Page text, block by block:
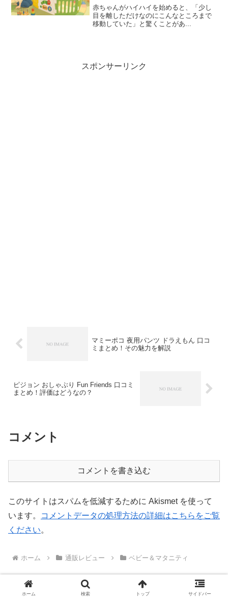
とは？
赤ちゃんがハイハイを始めると、「少し
目を離しただけなのにこんなところまで
移動していた」と驚くことがあ...
スポンサーリンク
マミーポコ 夜用パンツ ドラえもん 口コ
ミまとめ！その魅力を解説
ピジョン おしゃぶり Fun Friends 口コミ
まとめ！評価はどうなの？
コメント
コメントを書き込む
このサイトはスパムを低減するために Akismet を使って
います。
コメントデータの処理方法の詳細はこちらをご覧
ください。
ホーム 通販レビュー ベビー＆マタニティ
ホーム 検索 トップ サイドバー